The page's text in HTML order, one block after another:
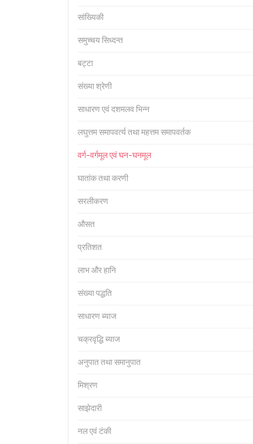
सांख्यिकी
समुच्चय सिध्दन्त
बट्टा
संख्या श्रेणी
साधारण एवं दशमलव भिन्न
लघुत्तम समापवर्त्य तथा महत्तम समापवर्तक
वर्ग-वर्गमूल एवं घन-घनमूल
घातांक तथा करणी
सरलीकरण
औसत
प्रतिशत
लाभ और हानि
संख्या पद्धति
साधारण ब्याज
चक्रवृद्धि ब्याज
अनुपात तथा समानुपात
मिश्रण
साझेदारी
नल एवं टंकी